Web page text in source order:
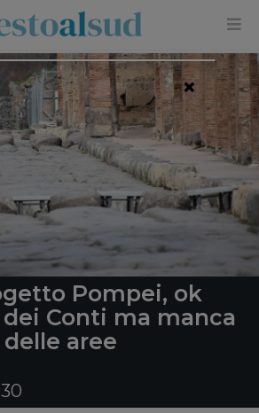
Pompei, ok
Conti ma manca
aree
×